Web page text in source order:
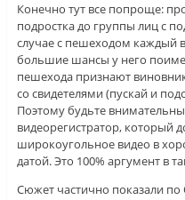
Конечно тут все попроще:
подростка до группы лиц с
случае с пешеходом каждый
большие шансы у него
пешехода признают
со свидетелями (пускай и
Поэтому будьте
видеорегистратор, который
широкоугольное видео в
датой. Это 100% аргумент в
Сюжет частично показали